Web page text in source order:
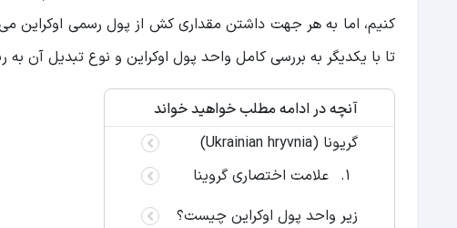
کنیم، اما به هر جهت داشتن مقداری کش از پول رسمی اوکراین
تا با یکدیگر به بررسی کامل واحد پول اوکراین و نوع تبدیل آن
آنچه در ادامه مطلب خواهید خواند
گریونا (Ukrainian hryvnia)
علامت اختصاری گروینا
زیر واحد پول اوکراین چیست؟